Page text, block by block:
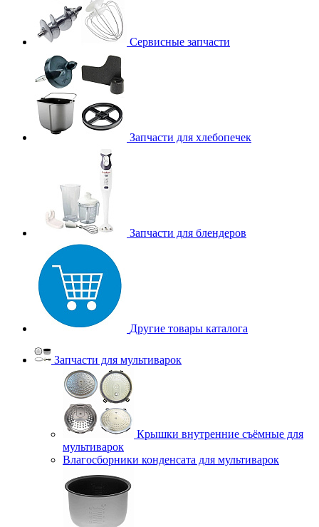
Сервисные запчасти
Запчасти для хлебопечек
Запчасти для блендеров
Другие товары каталога
Запчасти для мультиварок
Крышки внутренние съёмные для
мультиварок
Влагосборники конденсата для мультиварок